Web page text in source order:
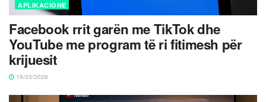
APLIKACIONE
Facebook rrit garën me TikTok dhe
YouTube me program të ri fitimesh për
krijuesit
19/03/2026